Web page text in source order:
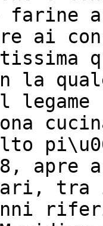
farine
ai
la
il
apre
tra